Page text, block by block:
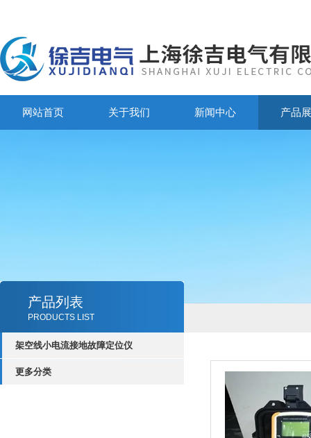
网站首页 关于我们 新闻中心 产品
产品列表
PRODUCTS LIST
架空线小电流接地故障定位仪
更多分类